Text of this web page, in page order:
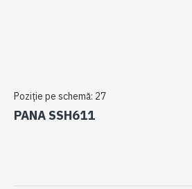
Poziție pe schemă: 27
PANA SSH611